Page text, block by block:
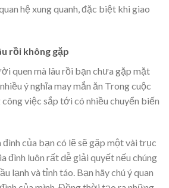
hệ xung quanh, đặc biệt khi giao
rồi không gặp
quen mà lâu rồi bạn chưa gặp mặt
ý nghĩa may mắn ăn Trong cuộc
việc sắp tới có nhiều chuyển biến
đình của bạn có lẽ sẽ gặp một vài trục
đình luôn rất dễ giải quyết nếu chúng
lạnh và tỉnh táo. Bạn hãy chú ý quan